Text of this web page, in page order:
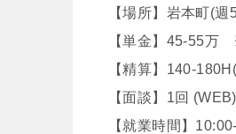
【場所】岩本町(
【単金】45-55万
【精算】140-
【面談】1回 (WEB)
【就業時間】